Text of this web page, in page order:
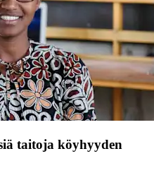
taitoja köyhyyden